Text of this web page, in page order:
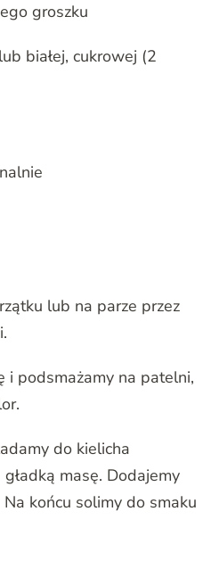
groszku
białej, cukrowej (2
lub na parze przez
i podsmażamy na patelni,
do kielicha
masę. Dodajemy
końcu solimy do smaku